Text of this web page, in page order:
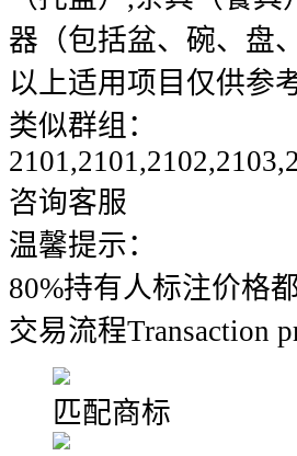
器（包括盆、碗、盘
以上适用项目仅供参
类似群组：
咨询客服
温馨提示：
80%持有人标注价格
交易流程Transaction
匹配商标